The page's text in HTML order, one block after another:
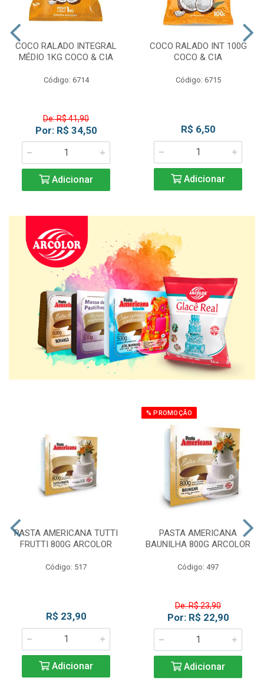
COCO RALADO INTEGRAL
MÉDIO 1KG COCO & CIA
Código: 6714
De: R$ 41,90
Por: R$ 34,50
Adicionar
COCO RALADO INT 100G
COCO & CIA
Código: 6715
R$ 6,50
Adicionar
PASTA AMERICANA TUTTI
FRUTTI 800G ARCOLOR
Código: 517
R$ 23,90
Adicionar
% PROMOÇÃO
PASTA AMERICANA
BAUNILHA 800G ARCOLOR
Código: 497
De: R$ 23,90
Por: R$ 22,90
Adicionar